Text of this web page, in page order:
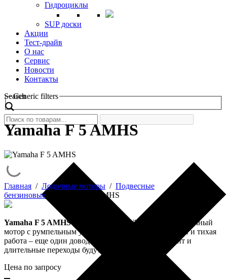
Гидроциклы
SUP доски
Акции
Тест-драйв
О нас
Сервис
Новости
Контакты
Search
Generic filters
Yamaha F 5 AMHS
Главная / Лодочные моторы / Подвесные
бензиновые
Yamaha F 5 AMHS
Yamaha F 5 AMHS– четырехтактный подвесной лодочный
мотор с румпельным управлением, низкие вибрации и тихая
работа – еще один довод в пользу модели – а значит и
длительные переходы будут не утомительны.
Цена по запросу